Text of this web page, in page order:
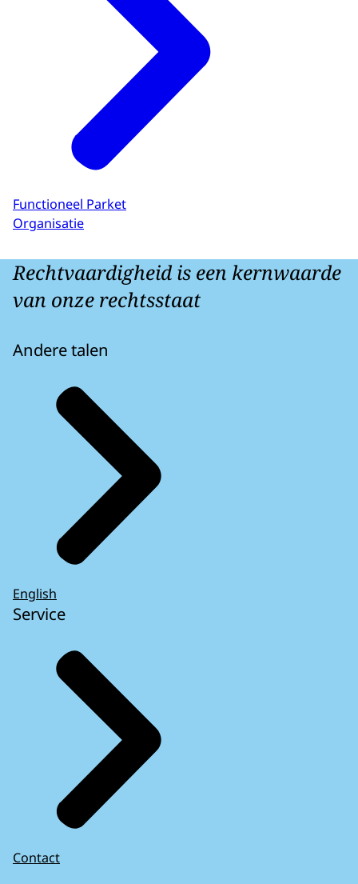
Functioneel Parket
Organisatie
Rechtvaardigheid is een kernwaarde
van onze rechtsstaat
Andere talen
English
Service
Contact